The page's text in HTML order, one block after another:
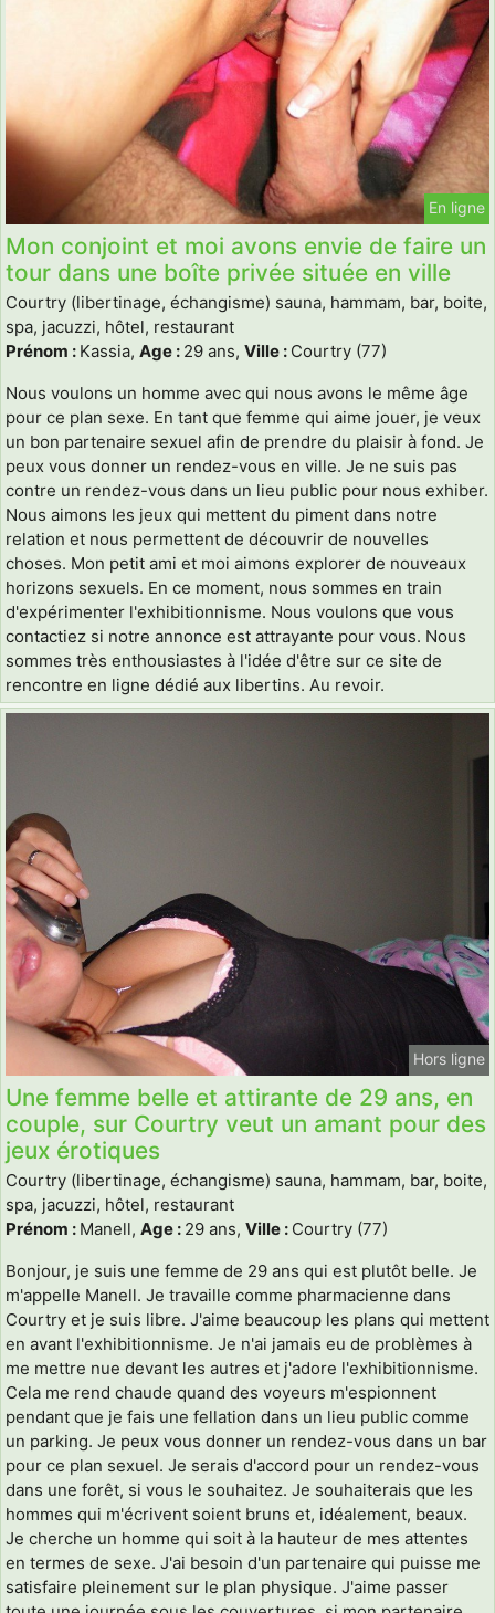
En ligne
Mon conjoint et moi avons envie de faire un
tour dans une boîte privée située en ville
Courtry (libertinage, échangisme) sauna, hammam, bar, boite,
spa, jacuzzi, hôtel, restaurant
Prénom : Kassia, Age : 29 ans, Ville : Courtry (77)
Nous voulons un homme avec qui nous avons le même âge
pour ce plan sexe. En tant que femme qui aime jouer, je veux
un bon partenaire sexuel afin de prendre du plaisir à fond. Je
peux vous donner un rendez-vous en ville. Je ne suis pas
contre un rendez-vous dans un lieu public pour nous exhiber.
Nous aimons les jeux qui mettent du piment dans notre
relation et nous permettent de découvrir de nouvelles
choses. Mon petit ami et moi aimons explorer de nouveaux
horizons sexuels. En ce moment, nous sommes en train
d'expérimenter l'exhibitionnisme. Nous voulons que vous
contactiez si notre annonce est attrayante pour vous. Nous
sommes très enthousiastes à l'idée d'être sur ce site de
rencontre en ligne dédié aux libertins. Au revoir.
Hors ligne
Une femme belle et attirante de 29 ans, en
couple, sur Courtry veut un amant pour des
jeux érotiques
Courtry (libertinage, échangisme) sauna, hammam, bar, boite,
spa, jacuzzi, hôtel, restaurant
Prénom : Manell, Age : 29 ans, Ville : Courtry (77)
Bonjour, je suis une femme de 29 ans qui est plutôt belle. Je
m'appelle Manell. Je travaille comme pharmacienne dans
Courtry et je suis libre. J'aime beaucoup les plans qui mettent
en avant l'exhibitionnisme. Je n'ai jamais eu de problèmes à
me mettre nue devant les autres et j'adore l'exhibitionnisme.
Cela me rend chaude quand des voyeurs m'espionnent
pendant que je fais une fellation dans un lieu public comme
un parking. Je peux vous donner un rendez-vous dans un bar
pour ce plan sexuel. Je serais d'accord pour un rendez-vous
dans une forêt, si vous le souhaitez. Je souhaiterais que les
hommes qui m'écrivent soient bruns et, idéalement, beaux.
Je cherche un homme qui soit à la hauteur de mes attentes
en termes de sexe. J'ai besoin d'un partenaire qui puisse me
satisfaire pleinement sur le plan physique. J'aime passer